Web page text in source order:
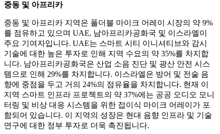
중동 및 아프리카
중동 및 아프리카 지역은 폴더블 마이크 어레이 시장의 약 9%
를 점유하고 있으며 UAE, 남아프리카공화국 및 이스라엘이
주요 기여자입니다. UAE는 스마트 시티 이니셔티브와 감시
기술에 대한 높은 투자로 인해 지역 수요의 약 35%를 차지합
니다. 남아프리카공화국은 산업 소음 진단 및 광산 안전 시스
템으로 인해 29%를 차지합니다. 이스라엘은 방어 및 전술 음
향에 중점을 두고 거의 24%의 점유율을 차지합니다. 현재 이
지역 스마트 인프라 프로젝트의 약 37%에는 공공 오디오 모니
터링 및 비상 대응 시스템을 위한 접이식 마이크 어레이가 포
함되어 있습니다. 이 지역의 성장은 현대 음향 인프라 및 기술
연구에 대한 정부 투자로 더욱 촉진됩니다.